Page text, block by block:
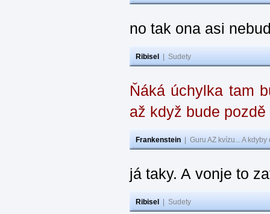
no tak ona asi
Ribisel Sudety
Ňáká úchylka tam
až když bude pozdě
Frankenstein Guru AZ kvízu... A
já taky. A vonje to
Ribisel Sudety